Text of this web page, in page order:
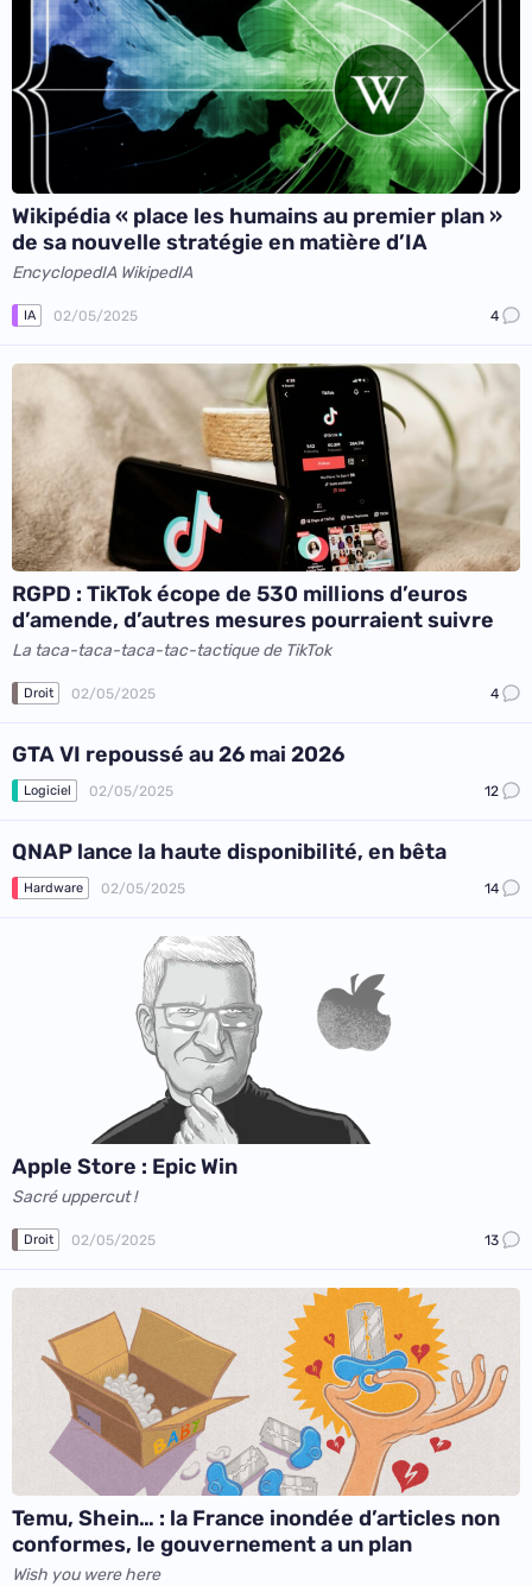
Wikipédia « place les humains au premier plan »
de sa nouvelle stratégie en matière d’IA
EncyclopedIA WikipedIA
IA 02/05/2025 4
RGPD : TikTok écope de 530 millions d’euros
d’amende, d’autres mesures pourraient suivre
La taca-taca-taca-tac-tactique de TikTok
Droit 02/05/2025 4
GTA VI repoussé au 26 mai 2026
Logiciel 02/05/2025 12
QNAP lance la haute disponibilité, en bêta
Hardware 02/05/2025 14
Apple Store : Epic Win
Sacré uppercut !
Droit 02/05/2025 13
Temu, Shein… : la France inondée d’articles non
conformes, le gouvernement a un plan
Wish you were here